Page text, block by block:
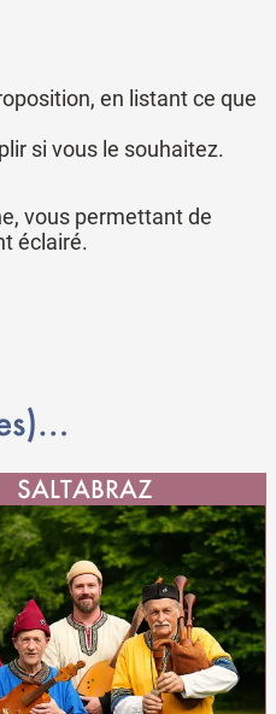
en listant ce que
si vous le souhaitez.
vous permettant de
éclairé.
SALTABRAZ